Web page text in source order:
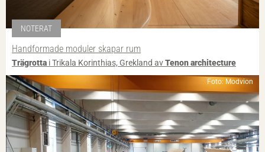
NOTERAT
Handformade moduler skapar rum
Trägrotta i Trikala Korinthias, Grekland avTenon architecture
Foto: Modvion